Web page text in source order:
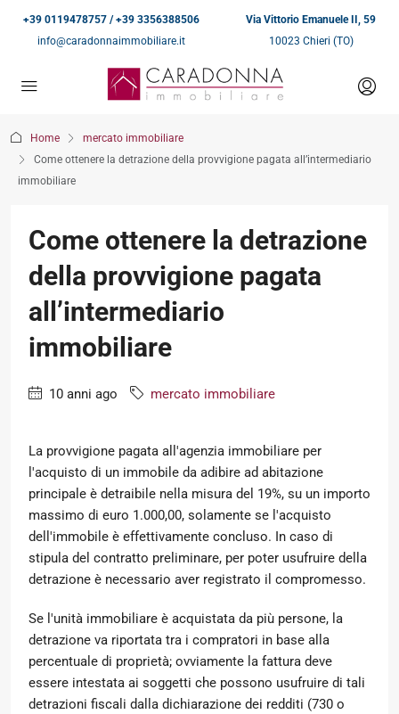
+39 0119478757 / +39 3356388506
info@caradonnaimmobiliare.it
Via Vittorio Emanuele II, 59
10023 Chieri (TO)
Home
mercato immobiliare
Come ottenere la detrazione della provvigione pagata all’intermediario
immobiliare
Come ottenere la detrazione
della provvigione pagata
all’intermediario
immobiliare
10 anni ago mercato immobiliare
La provvigione pagata all'agenzia immobiliare per
l'acquisto di un immobile da adibire ad abitazione
principale è detraibile nella misura del 19%, su un importo
massimo di euro 1.000,00, solamente se l'acquisto
dell'immobile è effettivamente concluso. In caso di
stipula del contratto preliminare, per poter usufruire della
detrazione è necessario aver registrato il compromesso.
Se l'unità immobiliare è acquistata da più persone, la
detrazione va riportata tra i compratori in base alla
percentuale di proprietà; ovviamente la fattura deve
essere intestata ai soggetti che possono usufruire di tali
detrazioni fiscali dalla dichiarazione dei redditi (730 o